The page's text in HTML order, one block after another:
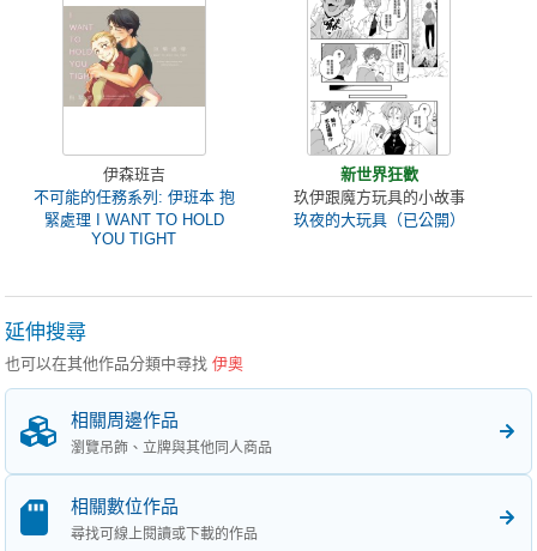
伊森班吉
不可能的任務系列: 伊班本 抱
緊處理 I WANT TO HOLD
YOU TIGHT
新世界狂歡
玖伊跟魔方玩具的小故事
玖夜的大玩具（已公開）
延伸搜尋
也可以在其他作品分類中尋找伊奧
相關周邊作品
瀏覽吊飾、立牌與其他同人商品
相關數位作品
尋找可線上閱讀或下載的作品